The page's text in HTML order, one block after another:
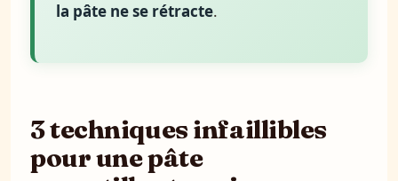
la pâte ne se rétracte.
3 techniques infaillibles
pour une pâte